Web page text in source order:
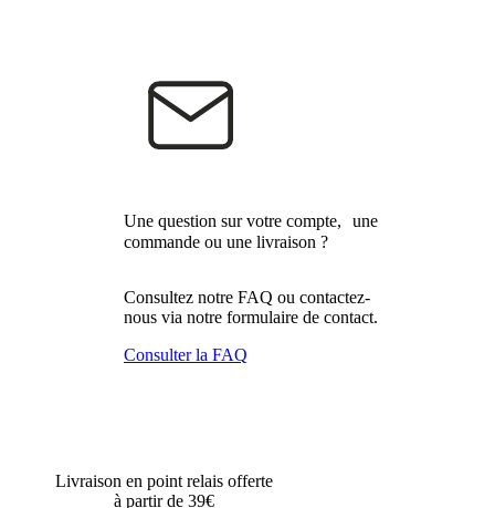
Une question sur votre compte, une
commande ou une livraison ?
Consultez notre FAQ ou contactez-
nous via notre formulaire de contact.
Consulter la FAQ
Livraison en point relais offerte
à partir de 39€